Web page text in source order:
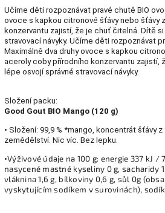
Učíme děti rozpoznávat pravé chutě BIO
ovoce s kapkou citronové šťávy nebo šťávy
konzervantu zajistí, že je chuť čitelná. Dítě
stravovací návyky. Učíme děti rozpoznávat
Maximálně dva druhy ovoce s kapkou
aceroly coby přírodního konzervantu zajistí,
lépe osvojí správné stravovací návyky.
Složení packu:
Good Gout BIO Mango (120 g)
• Složení: 99,9 % *mango, koncentrát šťávy
zemědělství. Nic víc. Bez lepku.
•Výživové údaje na 100 g: energie 337 kJ /
nasycené mastné kyseliny 0 g, sacharidy
vláknina 1,6 g, bílkoviny 0,6 g, sůl 0g
vyskytujícím sodíkem v surovinách), sodík